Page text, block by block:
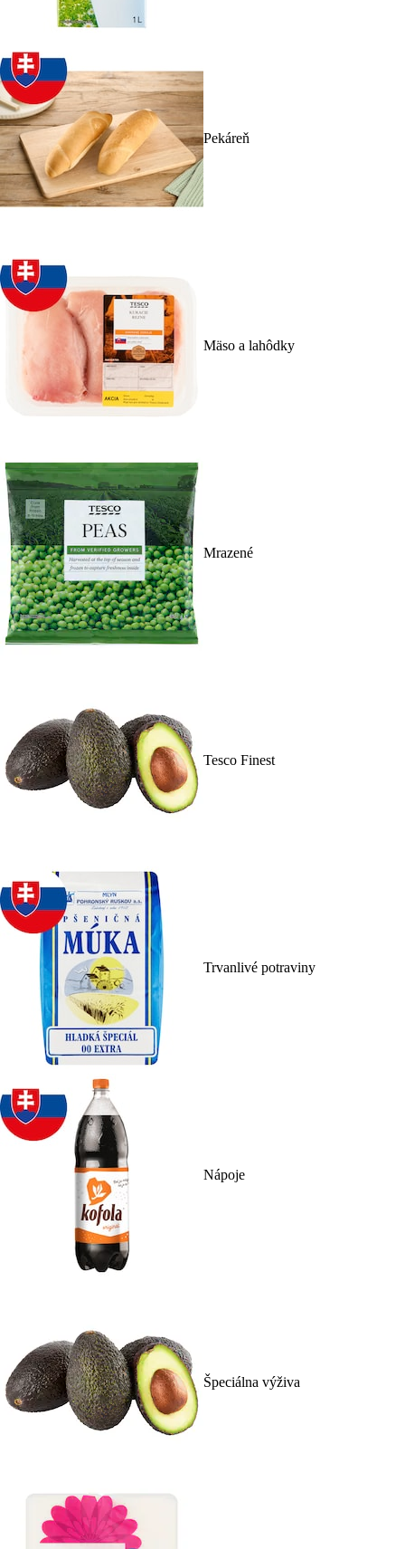
Pekáreň
Mäso a lahôdky
Mrazené
Tesco Finest
Trvanlivé potraviny
Nápoje
Špeciálna výživa